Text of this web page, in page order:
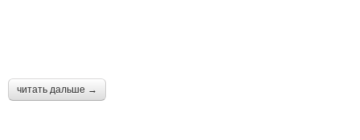
Длинные локоны
читать дальше →